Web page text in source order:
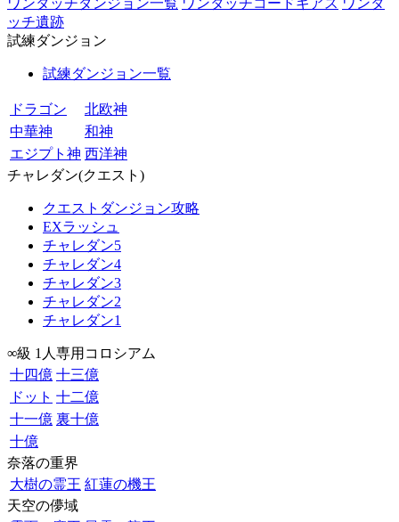
ワンタッチダンジョン一覧 ワンタッチコードギアス ワンタ
ッチ遺跡
試練ダンジョン
試練ダンジョン一覧
ドラゴン
北欧神
中華神
和神
エジプト神 西洋神
チャレダン(クエスト)
クエストダンジョン攻略
EXラッシュ
チャレダン5
チャレダン4
チャレダン3
チャレダン2
チャレダン1
∞級 1人専用コロシアム
十四億 十三億
ドット 十二億
十一億 裏十億
十億
奈落の重界
大樹の霊王 紅蓮の機王
天空の儚域